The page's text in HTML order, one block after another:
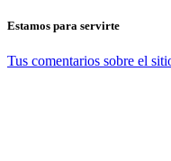
Estamos para servirte
Tus comentarios sobre el